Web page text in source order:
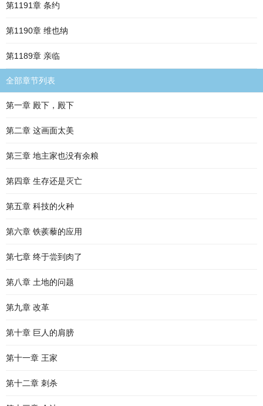
第1191章 条约
第1190章 维也纳
第1189章 亲临
全部章节列表
第一章 殿下，殿下
第二章 这画面太美
第三章 地主家也没有余粮
第四章 生存还是灭亡
第五章 科技的火种
第六章 铁蒺藜的应用
第七章 终于尝到肉了
第八章 土地的问题
第九章 改革
第十章 巨人的肩膀
第十一章 王家
第十二章 刺杀